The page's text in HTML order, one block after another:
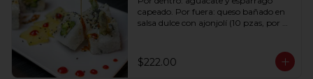
capeado. Por fuera: queso bañado en
salsa dulce con ajonjolí (10 pzas, por
$222.00